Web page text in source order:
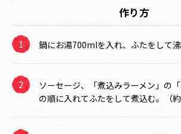
作り方
鍋にお湯700mlを入れ、ふたをして沸
ソーセージ、「煮込みラーメン」の
の順に入れてふたをして煮込む。（約